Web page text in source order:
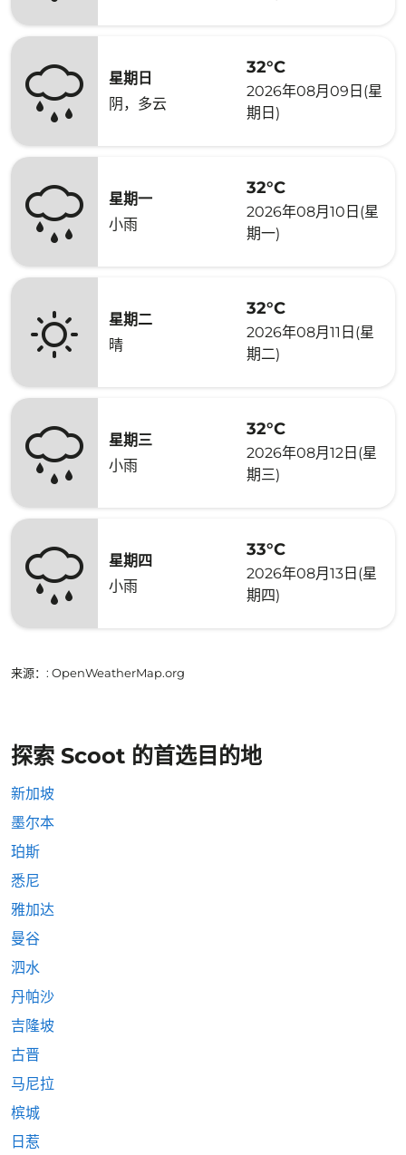
星期日
阴，多云
32°C
2026年08月09日(星
期日)
星期一
小雨
32°C
2026年08月10日(星
期一)
星期二
晴
32°C
2026年08月11日(星
期二)
星期三
小雨
32°C
2026年08月12日(星
期三)
星期四
小雨
33°C
2026年08月13日(星
期四)
来源： : OpenWeatherMap.org
探索 Scoot 的首选目的地
新加坡
墨尔本
珀斯
悉尼
雅加达
曼谷
泗水
丹帕沙
吉隆坡
古晋
马尼拉
槟城
日惹